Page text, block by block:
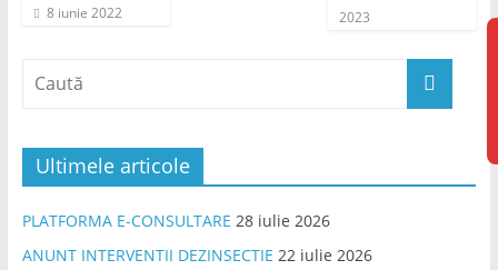
8 iunie 2022
2023
Ultimele articole
PLATFORMA E-CONSULTARE 28 iulie 2026
ANUNT INTERVENTII DEZINSECTIE 22 iulie 2026